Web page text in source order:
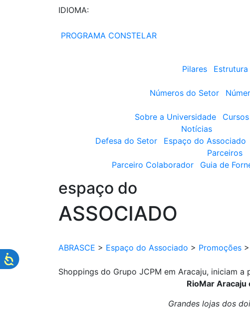
IDIOMA:
PROGRAMA CONSTELAR
Pilares
Estrutura
Números do Setor
Sobre a Universidade
Notícias
Defesa do Setor
Espaço do Associado
Parceiros
Parceiro Colaborador
Guia de
espaço do
ASSOCIADO
ABRASCE > Espaço do Associado > Promoções >
Shoppings do Grupo JCPM em Aracaju, iniciam
RioMar
Grandes lojas dos